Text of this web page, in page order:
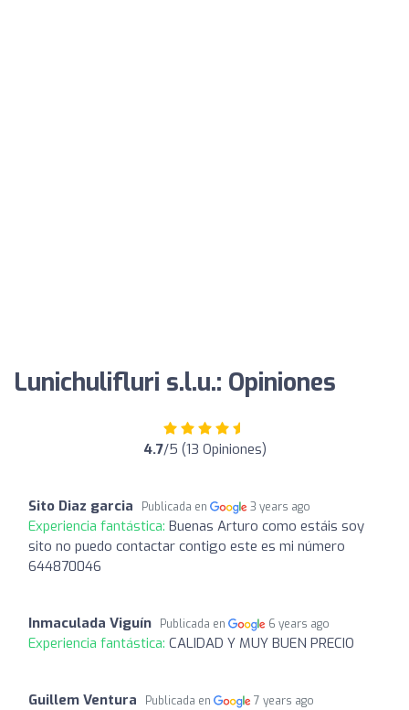
Lunichulifluri s.l.u.: Opiniones
4.7/5 (13 Opiniones)
Sito Diaz garcia Publicada en 3 years ago
Experiencia fantástica: Buenas Arturo como estáis soy
sito no puedo contactar contigo este es mi número
644870046
Inmaculada Viguín Publicada en 6 years ago
Experiencia fantástica: CALIDAD Y MUY BUEN PRECIO
Guillem Ventura Publicada en 7 years ago